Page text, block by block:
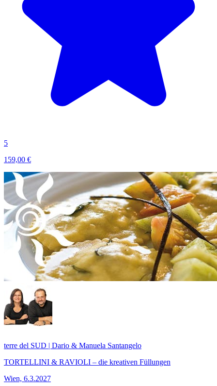
5
159,00 €
terre del SUD | Dario & Manuela Santangelo
TORTELLINI & RAVIOLI – die kreativen Füllungen
Wien, 6.3.2027